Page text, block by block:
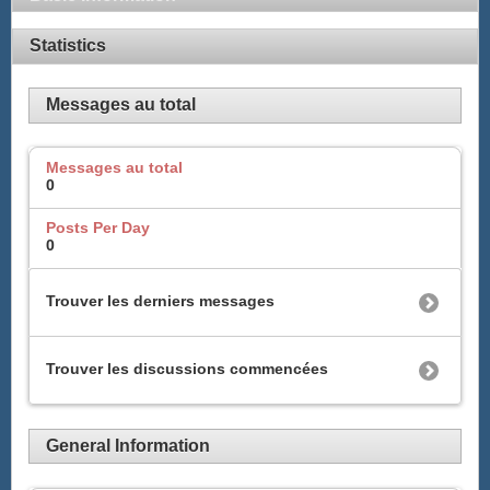
Statistics
Messages au total
Messages au total
0
Posts Per Day
0
Trouver les derniers messages
Trouver les discussions commencées
General Information